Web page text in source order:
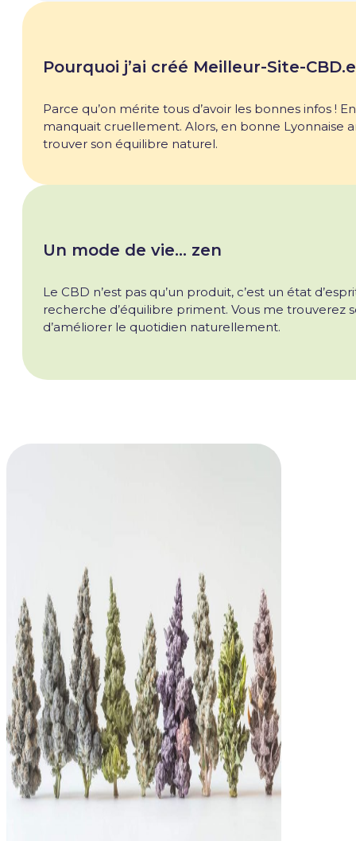
Pourquoi j’ai créé Meilleur-Site-
Parce qu’on mérite tous d’avoir les bonnes infos !
manquait cruellement. Alors, en bonne Lyonnaise
trouver son équilibre naturel.
Un mode de vie… zen
Le CBD n’est pas qu’un produit, c’est un état
recherche d’équilibre priment. Vous me trouverez
d’améliorer le quotidien naturellement.